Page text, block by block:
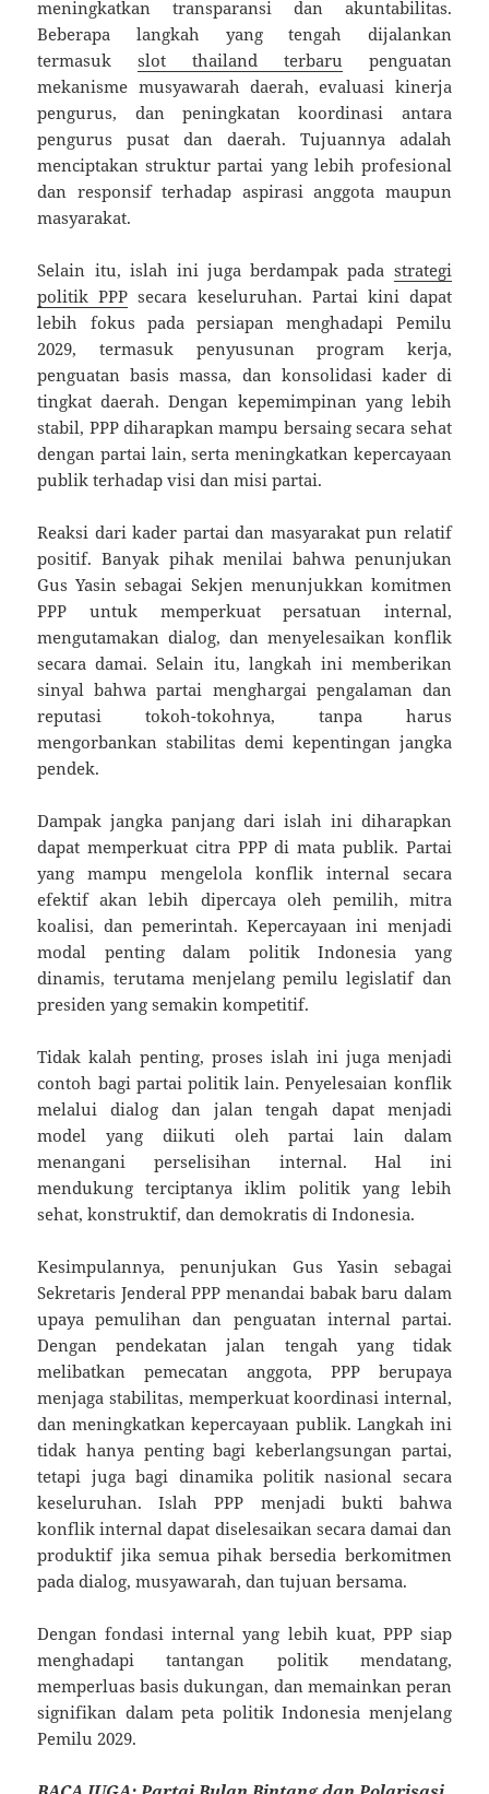
meningkatkan transparansi dan akuntabilitas.
Beberapa langkah yang tengah dijalankan
termasukslot thailand terbaru penguatan
mekanisme musyawarah daerah, evaluasi kinerja
pengurus, dan peningkatan koordinasi antara
pengurus pusat dan daerah. Tujuannya adalah
menciptakan struktur partai yang lebih profesional
dan responsif terhadap aspirasi anggota maupun
masyarakat.
Selain itu, islah ini juga berdampak pada strategi
politik PPP secara keseluruhan. Partai kini dapat
lebih fokus pada persiapan menghadapi Pemilu
2029, termasuk penyusunan program kerja,
penguatan basis massa, dan konsolidasi kader di
tingkat daerah. Dengan kepemimpinan yang lebih
stabil, PPP diharapkan mampu bersaing secara sehat
dengan partai lain, serta meningkatkan kepercayaan
publik terhadap visi dan misi partai.
Reaksi dari kader partai dan masyarakat pun relatif
positif. Banyak pihak menilai bahwa penunjukan
Gus Yasin sebagai Sekjen menunjukkan komitmen
PPP untuk memperkuat persatuan internal,
mengutamakan dialog, dan menyelesaikan konflik
secara damai. Selain itu, langkah ini memberikan
sinyal bahwa partai menghargai pengalaman dan
reputasi tokoh-tokohnya, tanpa harus
mengorbankan stabilitas demi kepentingan jangka
pendek.
Dampak jangka panjang dari islah ini diharapkan
dapat memperkuat citra PPP di mata publik. Partai
yang mampu mengelola konflik internal secara
efektif akan lebih dipercaya oleh pemilih, mitra
koalisi, dan pemerintah. Kepercayaan ini menjadi
modal penting dalam politik Indonesia yang
dinamis, terutama menjelang pemilu legislatif dan
presiden yang semakin kompetitif.
Tidak kalah penting, proses islah ini juga menjadi
contoh bagi partai politik lain. Penyelesaian konflik
melalui dialog dan jalan tengah dapat menjadi
model yang diikuti oleh partai lain dalam
menangani perselisihan internal. Hal ini
mendukung terciptanya iklim politik yang lebih
sehat, konstruktif, dan demokratis di Indonesia.
Kesimpulannya, penunjukan Gus Yasin sebagai
Sekretaris Jenderal PPP menandai babak baru dalam
upaya pemulihan dan penguatan internal partai.
Dengan pendekatan jalan tengah yang tidak
melibatkan pemecatan anggota, PPP berupaya
menjaga stabilitas, memperkuat koordinasi internal,
dan meningkatkan kepercayaan publik. Langkah ini
tidak hanya penting bagi keberlangsungan partai,
tetapi juga bagi dinamika politik nasional secara
keseluruhan. Islah PPP menjadi bukti bahwa
konflik internal dapat diselesaikan secara damai dan
produktif jika semua pihak bersedia berkomitmen
pada dialog, musyawarah, dan tujuan bersama.
Dengan fondasi internal yang lebih kuat, PPP siap
menghadapi tantangan politik mendatang,
memperluas basis dukungan, dan memainkan peran
signifikan dalam peta politik Indonesia menjelang
Pemilu 2029.